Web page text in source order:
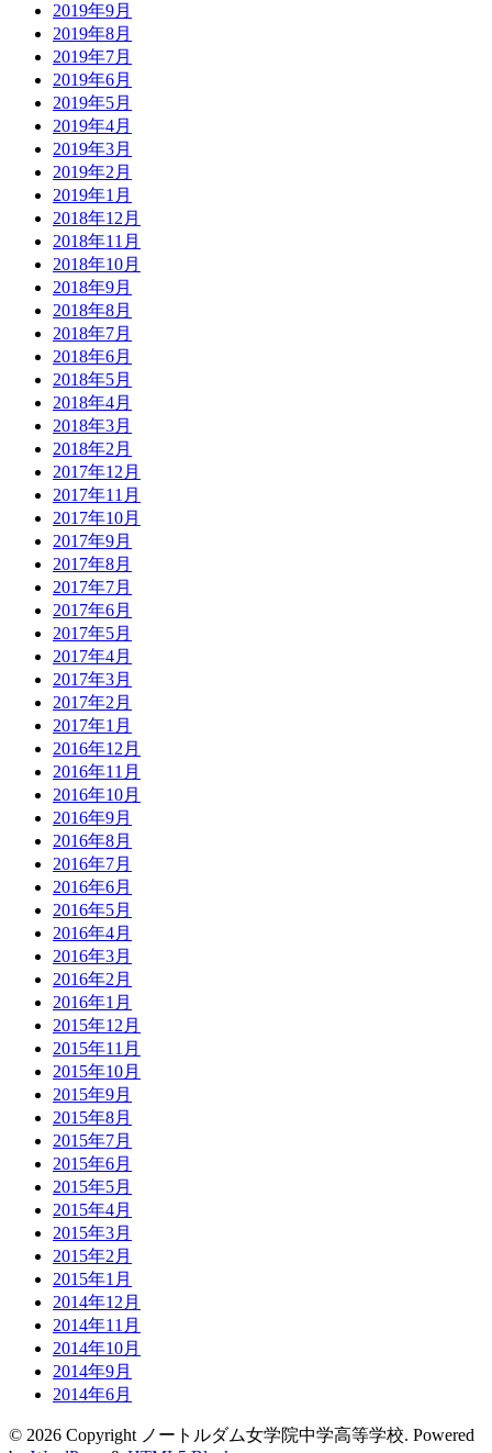
2019年9月
2019年8月
2019年7月
2019年6月
2019年5月
2019年4月
2019年3月
2019年2月
2019年1月
2018年12月
2018年11月
2018年10月
2018年9月
2018年8月
2018年7月
2018年6月
2018年5月
2018年4月
2018年3月
2018年2月
2017年12月
2017年11月
2017年10月
2017年9月
2017年8月
2017年7月
2017年6月
2017年5月
2017年4月
2017年3月
2017年2月
2017年1月
2016年12月
2016年11月
2016年10月
2016年9月
2016年8月
2016年7月
2016年6月
2016年5月
2016年4月
2016年3月
2016年2月
2016年1月
2015年12月
2015年11月
2015年10月
2015年9月
2015年8月
2015年7月
2015年6月
2015年5月
2015年4月
2015年3月
2015年2月
2015年1月
2014年12月
2014年11月
2014年10月
2014年9月
2014年6月
© 2026 Copyright ノートルダム女学院中学高等学校. Powered